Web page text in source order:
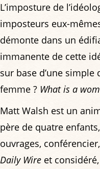
L’imposture de
imposteurs eux-
démonte dans un
immanente de cette
sur base d’une simple
femme ? What is a
Matt Walsh est un
père de quatre
ouvrages,
Daily Wire et